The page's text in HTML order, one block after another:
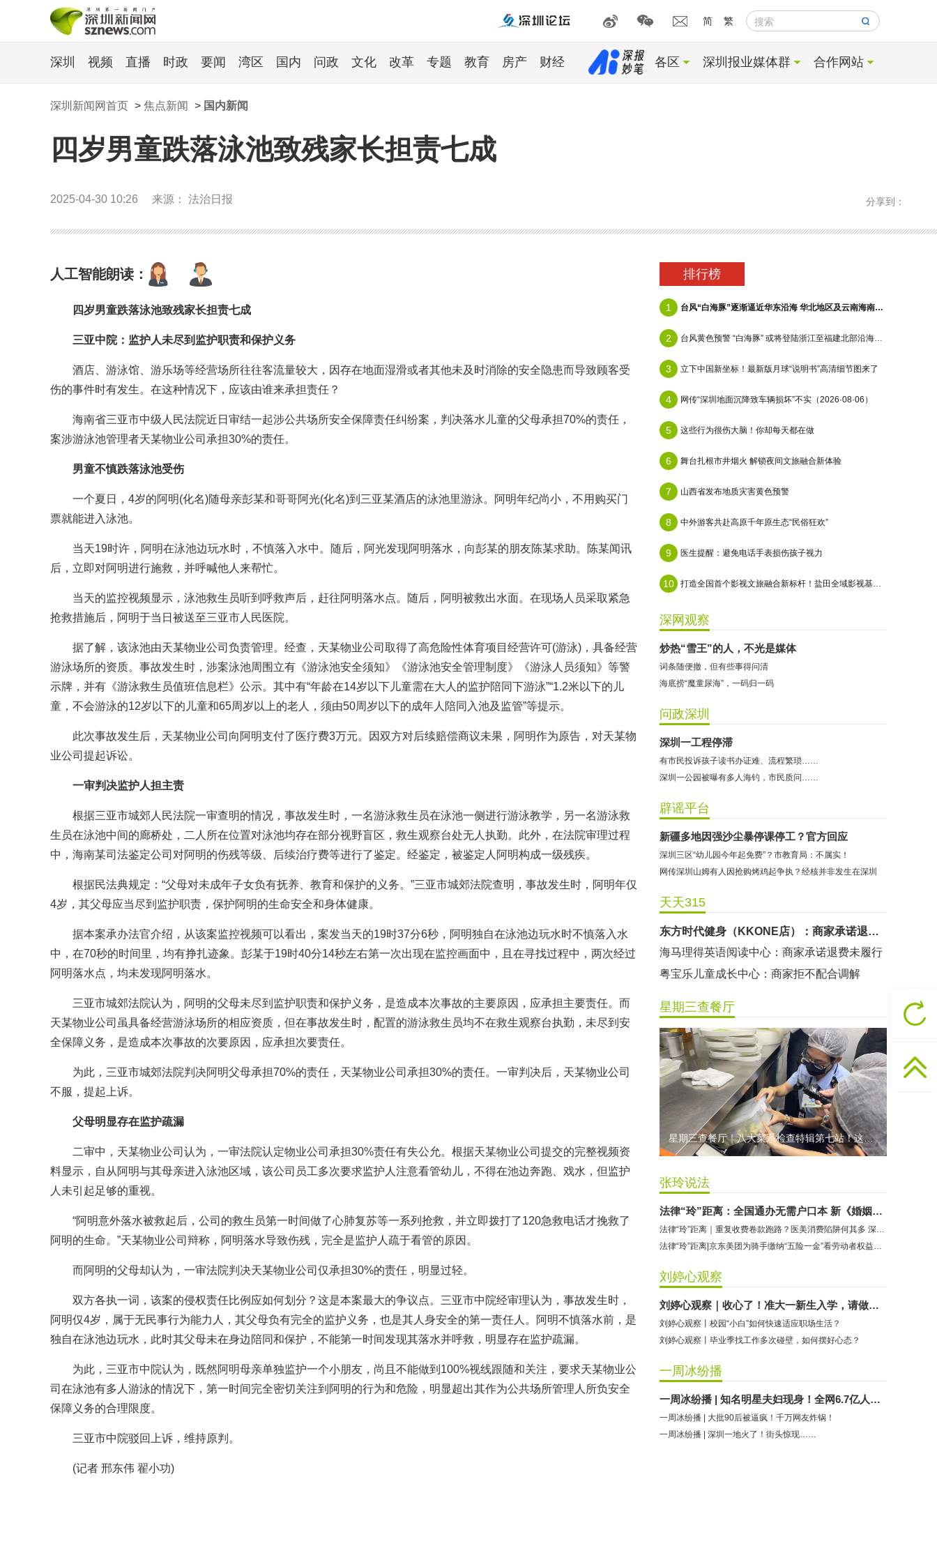
简 繁 搜索
深圳 视频 直播 时政 要闻 湾区 国内 问政 文化 改革 专题 教育 房产 财经 各区 深圳报业媒体群 合作网站
深圳新闻网首页 > 焦点新闻 > 国内新闻
四岁男童跌落泳池致残家长担责七成
2025-04-30 10:26 来源： 法治日报 分享到：
人工智能朗读：
四岁男童跌落泳池致残家长担责七成
三亚中院：监护人未尽到监护职责和保护义务
酒店、游泳馆、游乐场等经营场所往往客流量较大，因存在地面湿滑或者其他未及时消除的安全隐患而导致顾客受
伤的事件时有发生。在这种情况下，应该由谁来承担责任？
海南省三亚市中级人民法院近日审结一起涉公共场所安全保障责任纠纷案，判决落水儿童的父母承担70%的责任，
案涉游泳池管理者天某物业公司承担30%的责任。
男童不慎跌落泳池受伤
一个夏日，4岁的阿明(化名)随母亲彭某和哥哥阿光(化名)到三亚某酒店的泳池里游泳。阿明年纪尚小，不用购买门
票就能进入泳池。
当天19时许，阿明在泳池边玩水时，不慎落入水中。随后，阿光发现阿明落水，向彭某的朋友陈某求助。陈某闻讯
后，立即对阿明进行施救，并呼喊他人来帮忙。
当天的监控视频显示，泳池救生员听到呼救声后，赶往阿明落水点。随后，阿明被救出水面。在现场人员采取紧急
抢救措施后，阿明于当日被送至三亚市人民医院。
据了解，该泳池由天某物业公司负责管理。经查，天某物业公司取得了高危险性体育项目经营许可(游泳)，具备经营
游泳场所的资质。事故发生时，涉案泳池周围立有《游泳池安全须知》《游泳池安全管理制度》《游泳人员须知》等警
示牌，并有《游泳救生员值班信息栏》公示。其中有“年龄在14岁以下儿童需在大人的监护陪同下游泳”“1.2米以下的儿
童，不会游泳的12岁以下的儿童和65周岁以上的老人，须由50周岁以下的成年人陪同入池及监管”等提示。
此次事故发生后，天某物业公司向阿明支付了医疗费3万元。因双方对后续赔偿商议未果，阿明作为原告，对天某物
业公司提起诉讼。
一审判决监护人担主责
根据三亚市城郊人民法院一审查明的情况，事故发生时，一名游泳救生员在泳池一侧进行游泳教学，另一名游泳救
生员在泳池中间的廊桥处，二人所在位置对泳池均存在部分视野盲区，救生观察台处无人执勤。此外，在法院审理过程
中，海南某司法鉴定公司对阿明的伤残等级、后续治疗费等进行了鉴定。经鉴定，被鉴定人阿明构成一级残疾。
根据民法典规定：“父母对未成年子女负有抚养、教育和保护的义务。”三亚市城郊法院查明，事故发生时，阿明年仅
4岁，其父母应当尽到监护职责，保护阿明的生命安全和身体健康。
据本案承办法官介绍，从该案监控视频可以看出，案发当天的19时37分6秒，阿明独自在泳池边玩水时不慎落入水
中，在70秒的时间里，均有挣扎迹象。彭某于19时40分14秒左右第一次出现在监控画面中，且在寻找过程中，两次经过
阿明落水点，均未发现阿明落水。
三亚市城郊法院认为，阿明的父母未尽到监护职责和保护义务，是造成本次事故的主要原因，应承担主要责任。而
天某物业公司虽具备经营游泳场所的相应资质，但在事故发生时，配置的游泳救生员均不在救生观察台执勤，未尽到安
全保障义务，是造成本次事故的次要原因，应承担次要责任。
为此，三亚市城郊法院判决阿明父母承担70%的责任，天某物业公司承担30%的责任。一审判决后，天某物业公司
不服，提起上诉。
父母明显存在监护疏漏
二审中，天某物业公司认为，一审法院认定物业公司承担30%责任有失公允。根据天某物业公司提交的完整视频资
料显示，自从阿明与其母亲进入泳池区域，该公司员工多次要求监护人注意看管幼儿，不得在池边奔跑、戏水，但监护
人未引起足够的重视。
“阿明意外落水被救起后，公司的救生员第一时间做了心肺复苏等一系列抢救，并立即拨打了120急救电话才挽救了
阿明的生命。”天某物业公司辩称，阿明落水导致伤残，完全是监护人疏于看管的原因。
而阿明的父母却认为，一审法院判决天某物业公司仅承担30%的责任，明显过轻。
双方各执一词，该案的侵权责任比例应如何划分？这是本案最大的争议点。三亚市中院经审理认为，事故发生时，
阿明仅4岁，属于无民事行为能力人，其父母负有完全的监护义务，也是其人身安全的第一责任人。阿明不慎落水前，是
独自在泳池边玩水，此时其父母未在身边陪同和保护，不能第一时间发现其落水并呼救，明显存在监护疏漏。
为此，三亚市中院认为，既然阿明母亲单独监护一个小朋友，尚且不能做到100%视线跟随和关注，要求天某物业公
司在泳池有多人游泳的情况下，第一时间完全密切关注到阿明的行为和危险，明显超出其作为公共场所管理人所负安全
保障义务的合理限度。
三亚市中院驳回上诉，维持原判。
(记者 邢东伟 翟小功)
排行榜
1 台风“白海豚”逐渐逼近华东沿海 华北地区及云南海南等地有降雨
2 台风黄色预警 “白海豚” 或将登陆浙江至福建北部沿海地区
3 立下中国新坐标！最新版月球“说明书”高清细节图来了
4 网传“深圳地面沉降致车辆损坏”不实（2026·08·06）
5 这些行为很伤大脑！你却每天都在做
6 舞台扎根市井烟火 解锁夜间文旅融合新体验
7 山西省发布地质灾害黄色预警
8 中外游客共赴高原千年原生态“民俗狂欢”
9 医生提醒：避免电话手表损伤孩子视力
10 打造全国首个影视文旅融合新标杆！盐田全域影视基地即将启幕
深网观察
炒热“雪王”的人，不光是媒体
词条随便撤，但有些事得问清
海底捞“魔童尿海”，一码归一码
问政深圳
深圳一工程停滞
有市民投诉孩子读书办证难、流程繁琐……
深圳一公园被曝有多人海钓，市民质问……
辟谣平台
新疆多地因强沙尘暴停课停工？官方回应
深圳三区“幼儿园今年起免费”？市教育局：不属实！
网传深圳山姆有人因抢购烤鸡起争执？经核并非发生在深圳
天天315
哈尔特健身：商家拒不配合调解
预付式消费退款难 深圳市消委会公开谴责力美健华联店
东方时代健身（KKONE店）：商家承诺退费未履行
海马理得英语阅读中心：商家承诺退费未履行
粤宝乐儿童成长中心：商家拒不配合调解
无上悦动健身：商家停业未退费
哈尔特健身：商家拒不配合调解
香港卡依宝贝国际婴幼儿游泳馆：商家停业未退费
龅牙兔儿童情商训练营：商家承诺退费未履行
预付式消费退款难 深圳市消委会公开谴责力美健华联店
元宵佳节，发生了“甜蜜的烦恼”该怎么办？
星期三查餐厅
星期三查餐厅｜八大菜系检查特辑第七站！这家米其林一星人气闽菜餐厅后厨干净吗？
张玲说法
法律“玲”距离：全国通办无需户口本 新《婚姻登记条例》还有哪些变化
刘婷心观察
刘婷心观察｜收心了！准大一新生入学，请做好这些准备
刘婷心观察丨校园“小白”如何快速适应职场生活？
刘婷心观察丨毕业季找工作多次碰壁，如何摆好心态？
一周冰纷播
一周冰纷播 | 知名明星夫妇现身！全网6.7亿人次围观
一周冰纷播 | 大批90后被逼疯！千万网友炸锅！
一周冰纷播 | 深圳一地火了！街头惊现……